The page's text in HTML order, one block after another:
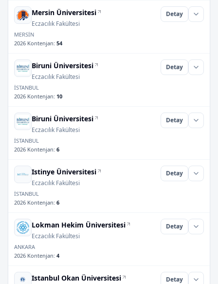
Mersin Üniversitesi
Eczacılık Fakültesi
Detay
MERSİN
2026 Kontenjan: 54
Biruni Üniversitesi
Eczacılık Fakültesi
Detay
İSTANBUL
2026 Kontenjan: 10
Biruni Üniversitesi
Eczacılık Fakültesi
Detay
İSTANBUL
2026 Kontenjan: 6
Istinye Üniversitesi
Eczacılık Fakültesi
Detay
İSTANBUL
2026 Kontenjan: 6
Lokman Hekim Üniversitesi
Eczacılık Fakültesi
Detay
ANKARA
2026 Kontenjan: 4
Istanbul Okan Üniversitesi Detay